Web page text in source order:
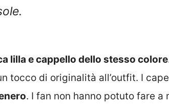
lilla e cappello dello stesso colore
tocco di originalità all’outfit. I
. I fan non hanno potuto fare a